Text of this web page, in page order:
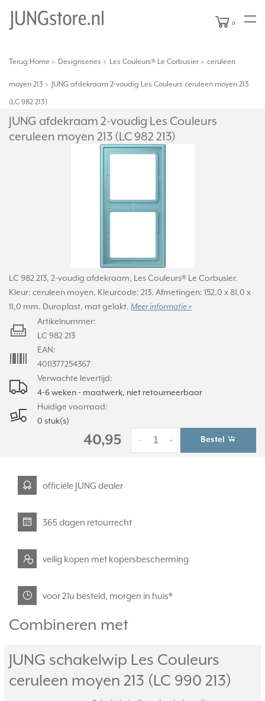
0
Terug Home Designseries Les Couleurs® Le Corbusier ceruleen
moyen 213 JUNG afdekraam 2-voudig Les Couleurs ceruleen moyen 213
(LC 982 213)
JUNG afdekraam 2-voudig Les Couleurs
ceruleen moyen 213 (LC 982 213)
LC 982 213, 2-voudig afdekraam, Les Couleurs® Le Corbusier.
Kleur: ceruleen moyen. Kleurcode: 213. Afmetingen: 152,0 x 81,0 x
11,0 mm. Duroplast, mat gelakt. Meer informatie »
Verwachte levertijd:
4-6 weken - maatwerk, niet retourneerbaar
Huidige voorraad:
0 stuk(s)
Artikelnummer:
LC 982 213
EAN:
4011377254367
40,95 +
- Bestel
officiële JUNG dealer
365 dagen retourrecht
veilig kopen met kopersbescherming
voor 21u besteld, morgen in huis*
Combineren met
JUNG schakelwip Les Couleurs
ceruleen moyen 213 (LC 990 213)